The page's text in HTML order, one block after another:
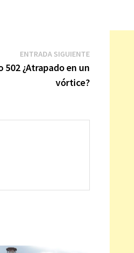
ENTRADA SIGUIENTEEntrada
siguiente:
502 ¿Atrapado en un
vórtice?